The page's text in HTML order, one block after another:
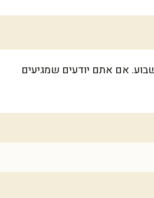
לשבוע. אם אתם יודעים שמגיעים